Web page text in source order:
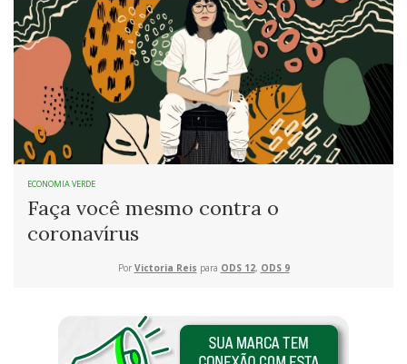
ECONOMIA VERDE
Faça você mesmo contra o
coronavírus
Por Victoria Reis para ODS 12, ODS 9